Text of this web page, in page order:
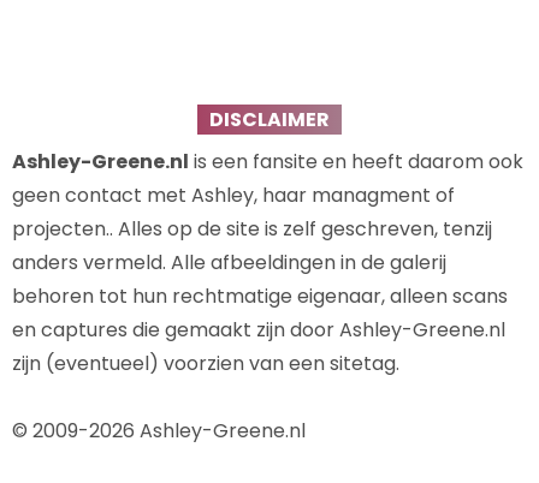
DISCLAIMER
Ashley-Greene.nl is een fansite en heeft daarom ook
geen contact met Ashley, haar managment of
projecten.. Alles op de site is zelf geschreven, tenzij
anders vermeld. Alle afbeeldingen in de galerij
behoren tot hun rechtmatige eigenaar, alleen scans
en captures die gemaakt zijn door Ashley-Greene.nl
zijn (eventueel) voorzien van een sitetag.
© 2009-2026 Ashley-Greene.nl